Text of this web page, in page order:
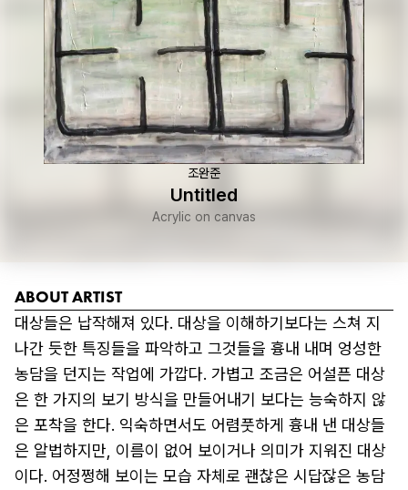
조완준
Untitled
Acrylic on canvas
ABOUT ARTIST
대상들은 납작해져 있다. 대상을 이해하기보다는 스쳐 지
나간 듯한 특징들을 파악하고 그것들을 흉내 내며 엉성한
농담을 던지는 작업에 가깝다. 가볍고 조금은 어설픈 대상
은 한 가지의 보기 방식을 만들어내기 보다는 능숙하지 않
은 포착을 한다. 익숙하면서도 어렴풋하게 흉내 낸 대상들
은 알법하지만, 이름이 없어 보이거나 의미가 지워진 대상
이다. 어정쩡해 보이는 모습 자체로 괜찮은 시답잖은 농담